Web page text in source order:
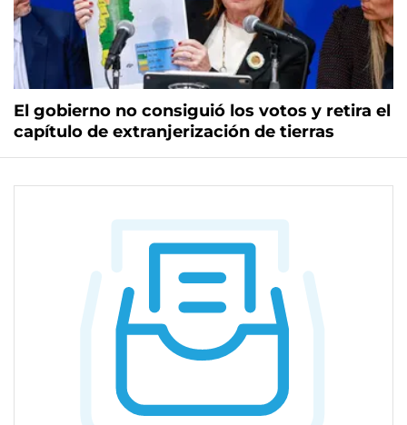
El gobierno no consiguió los votos y retira el
capítulo de extranjerización de tierras